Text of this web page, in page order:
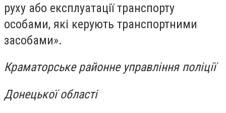
руху або експлуатації транспорту
особами, які керують транспортними
засобами».
Краматорське районне управління поліції
Донецької області